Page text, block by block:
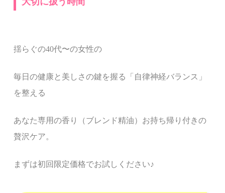
揺らぐの40代〜の女性の
毎日の健康と美しさの鍵を握る「自律神経バランス」
を整える
あなた専用の香り（ブレンド精油）お持ち帰り付きの
贅沢ケア。
まずは初回限定価格でお試しください♪